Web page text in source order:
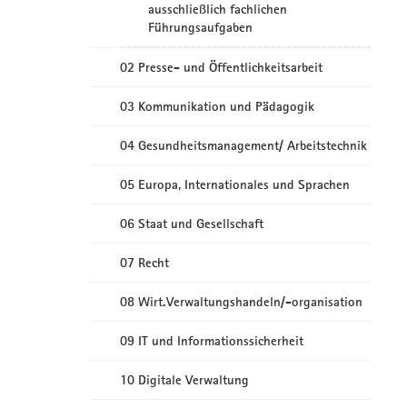
ausschließlich fachlichen
Führungsaufgaben
02 Presse- und Öffentlichkeitsarbeit
03 Kommunikation und Pädagogik
04 Gesundheitsmanagement/ Arbeitstechnik
05 Europa, Internationales und Sprachen
06 Staat und Gesellschaft
07 Recht
08 Wirt.Verwaltungshandeln/-organisation
09 IT und Informationssicherheit
10 Digitale Verwaltung